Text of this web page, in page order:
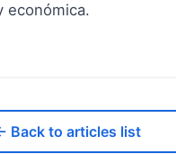
económica.
Back to articles list